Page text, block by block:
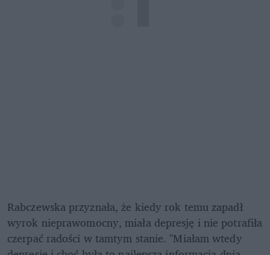
Rabczewska przyznała, że kiedy rok temu zapadł
wyrok nieprawomocny, miała depresję i nie potrafiła
czerpać radości w tamtym stanie. "Miałam wtedy